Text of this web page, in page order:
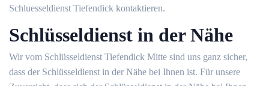
Schluesseldienst Tiefendick kontaktieren.
Schlüsseldienst in der Nähe
Wir vom Schlüsseldienst Tiefendick Mitte sind uns ganz sicher,
dass der Schlüsseldienst in der Nähe bei Ihnen ist. Für unsere